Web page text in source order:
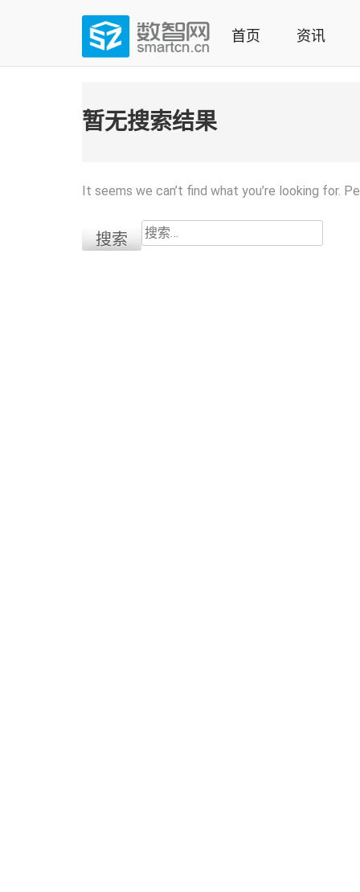
(Press
数智网
智能家居第一资讯门户 | 智能家居系统，智能家居产品，智
首页 资讯
暂无搜索结果
It seems we can’t find what you’re looking for.
搜
索：